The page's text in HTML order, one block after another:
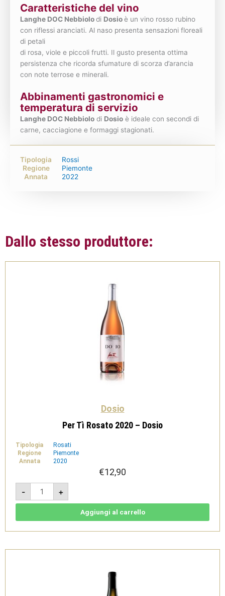
Caratteristiche del vino
Langhe DOC Nebbiolodi Dosioè un vino rosso rubino
con riflessi aranciati. Al naso presenta sensazioni floreali
di petali
di rosa, viole e piccoli frutti. Il gusto presenta ottima
persistenza che ricorda sfumature di scorza d’arancia
con note terrose e minerali.
Abbinamenti gastronomici e
temperatura di servizio
Langhe DOC Nebbiolo di Dosio è ideale con secondi di
carne, cacciagione e formaggi stagionati.
Tipologia
Rossi
Regione
Piemonte
Annata
2022
Dallo stesso produttore:
Dosio
Per Tì Rosato 2020 – Dosio
Tipologia
Rosati
Regione
Piemonte
Annata
2020
€12,90
-
Per
Rosato
2020
+
Aggiungi al carrello